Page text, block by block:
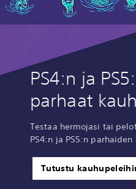
PS4:n ja
parhaat
Testaa hermojasi tai
PS4:n ja PS5:n
Tutustu